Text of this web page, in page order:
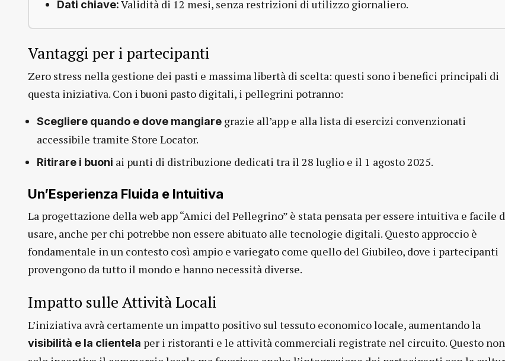
Dati chiave:Validità di 12 mesi, senza restrizioni di utilizzo giornaliero.
Vantaggi per i partecipanti
Zero stress nella gestione dei pasti e massima libertà di scelta: questi sono i benefici principali di
questa iniziativa. Con i buoni pasto digitali, i pellegrini potranno:
Scegliere quando e dove mangiare grazie all’app e alla lista di esercizi convenzionati
accessibile tramite Store Locator.
Ritirare i buoni ai punti di distribuzione dedicati tra il 28 luglio e il 1 agosto 2025.
Un’Esperienza Fluida e Intuitiva
La progettazione della web app “Amici del Pellegrino” è stata pensata per essere intuitiva e facile
usare, anche per chi potrebbe non essere abituato alle tecnologie digitali. Questo approccio è
fondamentale in un contesto così ampio e variegato come quello del Giubileo, dove i partecipanti
provengono da tutto il mondo e hanno necessità diverse.
Impatto sulle Attività Locali
L’iniziativa avrà certamente un impatto positivo sul tessuto economico locale, aumentando la
visibilità e la clientela per i ristoranti e le attività commerciali registrate nel circuito. Questo non